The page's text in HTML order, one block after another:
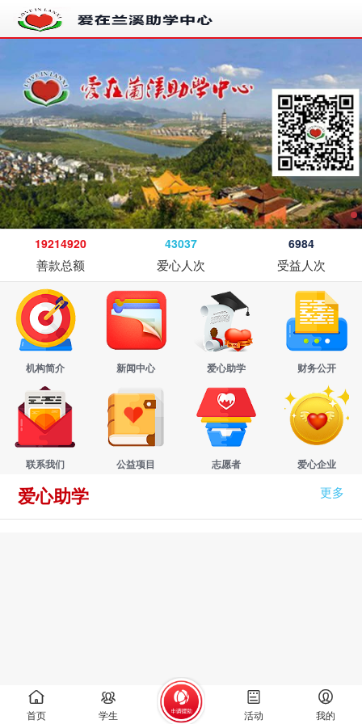
首页 学生 活动 我的
19214920
善款总额
43037
爱心人次
6984
受益人次
机构简介 新闻中心 爱心助学 财务公开
联系我们 公益项目 志愿者 爱心企业
更多
爱心助学